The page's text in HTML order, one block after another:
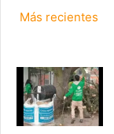
Más recientes